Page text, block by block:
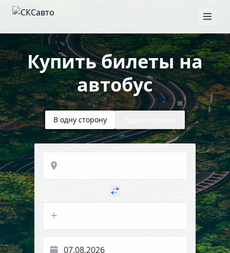
Купить билеты на
автобус
В одну сторону